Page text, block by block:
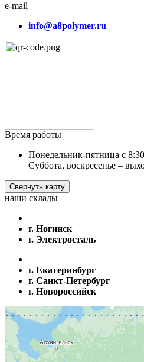
e-mail
info@a8polymer.ru
Время работы
Понедельник-пятница с
Суббота, воскресенье –
Свернуть карту
наши склады
г. Ногинск
г. Электросталь
г. Екатеринбург
г. Санкт-Петербург
г. Новороссийск